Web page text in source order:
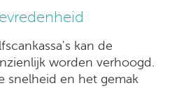
kan de
worden verhoogd.
snelheid en het gemak